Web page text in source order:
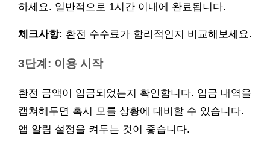
하세요. 일반적으로 1시간 이내에 완료됩니다.
체크사항: 환전 수수료가 합리적인지 비교해보세요.
3단계: 이용 시작
환전 금액이 입금되었는지 확인합니다. 입금 내역을
캡쳐해두면 혹시 모를 상황에 대비할 수 있습니다.
앱 알림 설정을 켜두는 것이 좋습니다.